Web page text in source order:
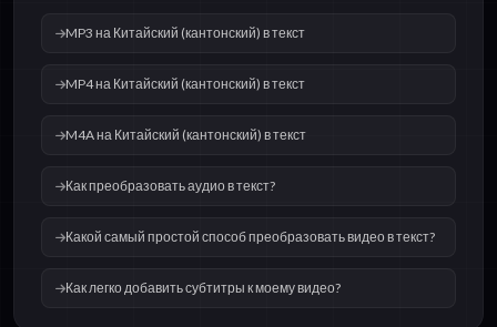
MP3 на Китайский (кантонский) в текст
MP4 на Китайский (кантонский) в текст
M4A на Китайский (кантонский) в текст
Как преобразовать аудио в текст?
Какой самый простой способ преобразовать видео в текст?
Как легко добавить субтитры к моему видео?